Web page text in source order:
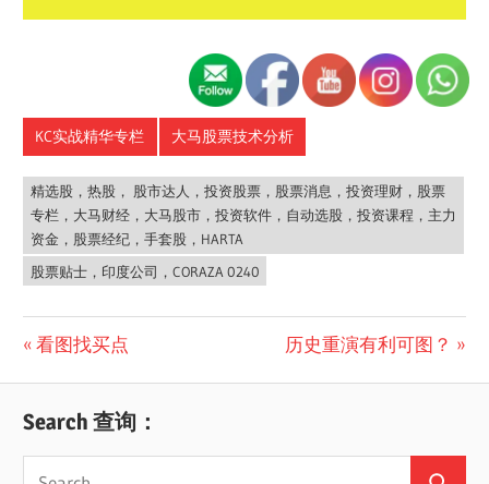
KC实战精华专栏 大马股票技术分析
精选股，热股， 股市达人，投资股票，股票消息，投资理财，股票
专栏，大马财经，大马股市，投资软件，自动选股，投资课程，主力
资金，股票经纪，手套股，HARTA
股票贴士，印度公司，CORAZA 0240
Post
navigation
Previous
看图找买点
Next
历史重演有利可图？
Search 查询：
Search